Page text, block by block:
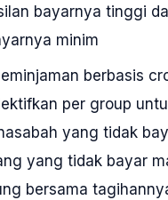
bayarnya tinggi
minim
berbasis
per group
yang tidak
yang tidak bayar
bersama